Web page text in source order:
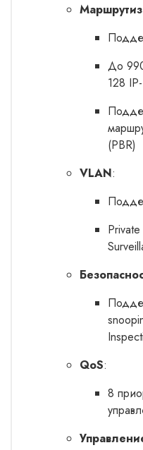
До
128
(PBR)
VLAN:
QoS:
8